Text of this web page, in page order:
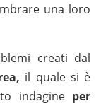
una loro
creati dal
il quale si è
indagineper